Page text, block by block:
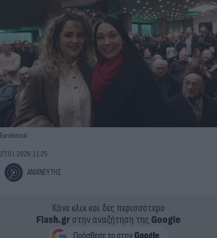
Eurokinissi
ΑΝΙΧΝΕΥΤΗΣ
27.01.2026 11:25
Κάνε κλικ και δες περισσότερο
Flash.grστην αναζήτηση της Google